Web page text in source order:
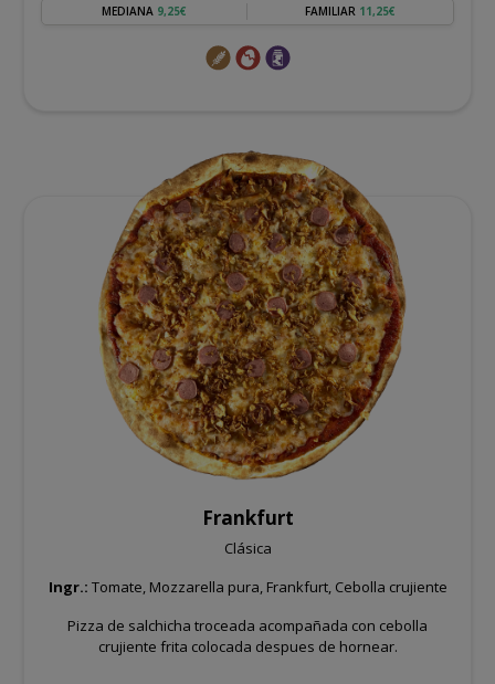
MEDIANA 9,25€ FAMILIAR 11,25€
Frankfurt
Clásica
Ingr.: Tomate, Mozzarella pura, Frankfurt, Cebolla crujiente
Pizza de salchicha troceada acompañada con cebolla
crujiente frita colocada despues de hornear.